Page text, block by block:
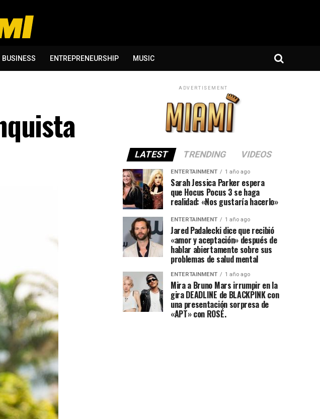
BUSINESS ENTREPRENEURSHIP MUSIC
ADVERTISEMENT
LATEST TRENDING VIDEOS
ENTERTAINMENT 1 año ago
Sarah Jessica Parker espera
que Hocus Pocus 3 se haga
realidad: «Nos gustaría hacerlo»
ENTERTAINMENT 1 año ago
Jared Padalecki dice que recibió
«amor y aceptación» después de
hablar abiertamente sobre sus
problemas de salud mental
ENTERTAINMENT 1 año ago
Mira a Bruno Mars irrumpir en la
gira DEADLINE de BLACKPINK con
una presentación sorpresa de
«APT» con ROSÉ.